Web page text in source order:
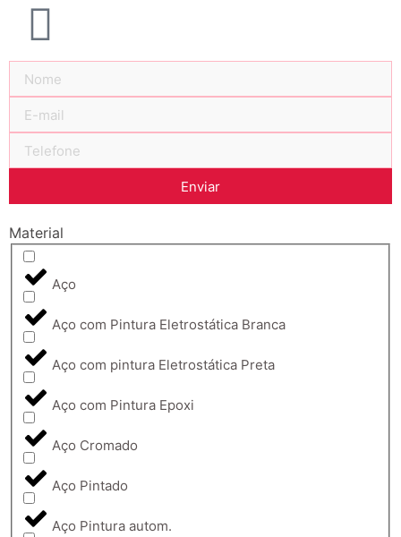
Enviar
Material
Aço
Aço com Pintura Eletrostática Branca
Aço com pintura Eletrostática Preta
Aço com Pintura Epoxi
Aço Cromado
Aço Pintado
Aço Pintura autom.